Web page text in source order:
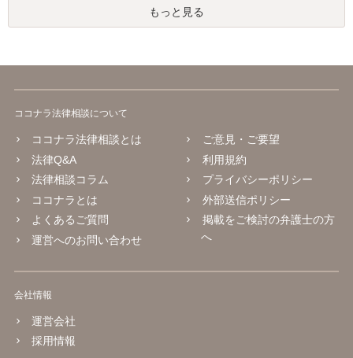
もっと見る
ココナラ法律相談について
ココナラ法律相談とは
法律Q&A
法律相談コラム
ココナラとは
よくあるご質問
運営へのお問い合わせ
ご意見・ご要望
利用規約
プライバシーポリシー
外部送信ポリシー
掲載をご検討の弁護士の方
へ
会社情報
運営会社
採用情報